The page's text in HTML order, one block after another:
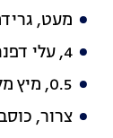
מעט,
4, עלי דפנה
0.5, מיץ מלימון טרי
צרור,